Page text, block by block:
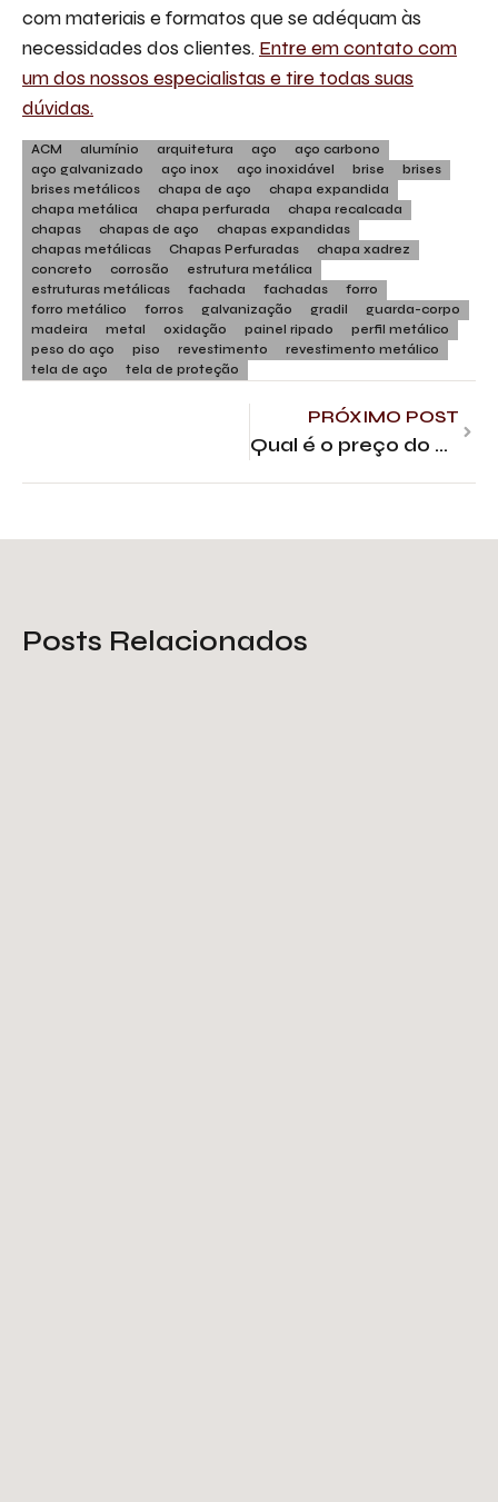
com materiais e formatos que se adéquam às
necessidades dos clientes. Entre em contato com
um dos nossos especialistas e tire todas suas
dúvidas.
ACM alumínio arquitetura aço
aço carbono
aço galvanizado
aço inox aço inoxidável brise
brises
brises metálicos
chapa de aço
chapa expandida
chapa metálica
chapa perfurada
chapa recalcada
chapas
chapas de aço
chapas expandidas
chapas metálicas
Chapas Perfuradas
chapa xadrez
concreto
corrosão
estrutura metálica
estruturas metálicas
fachada fachadas
forro
forro metálico
forros galvanização gradil
guarda-corpo
madeira
metal oxidação painel ripado
perfil metálico
peso do aço
piso revestimento
revestimento metálico
tela de aço
tela de proteção
PRÓXIMO POST
Qual é o preço do brise metálico? Valor médio por material
Posts Relacionados